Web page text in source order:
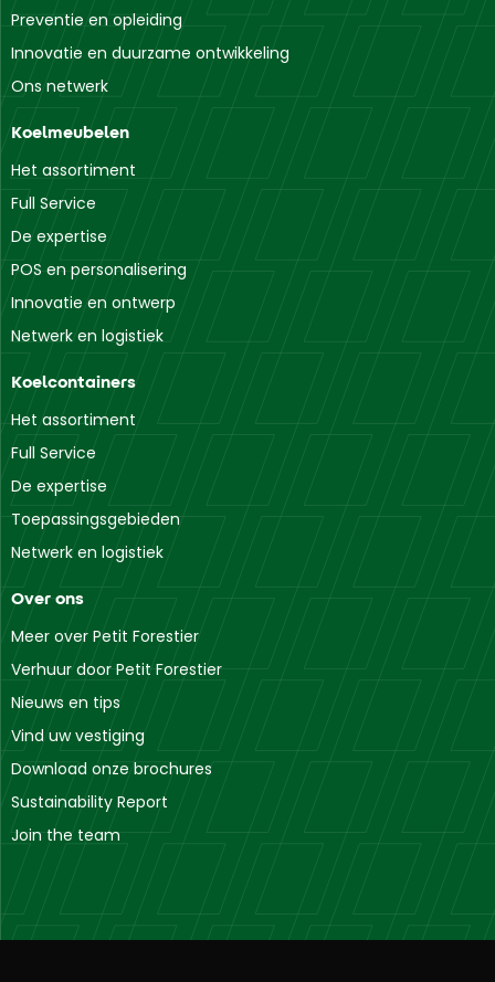
Preventie en opleiding
Innovatie en duurzame ontwikkeling
Ons netwerk
Koelmeubelen
Het assortiment
Full Service
De expertise
POS en personalisering
Innovatie en ontwerp
Netwerk en logistiek
Koelcontainers
Het assortiment
Full Service
De expertise
Toepassingsgebieden
Netwerk en logistiek
Over ons
Meer over Petit Forestier
Verhuur door Petit Forestier
Nieuws en tips
Vind uw vestiging
Download onze brochures
Sustainability Report
Join the team